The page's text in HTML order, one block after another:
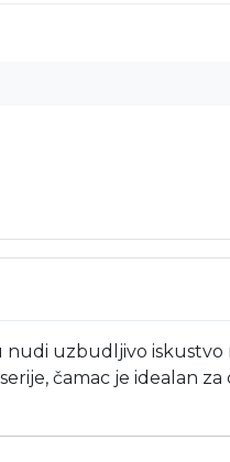
nudi uzbudljivo iskustvo
čamac je idealan